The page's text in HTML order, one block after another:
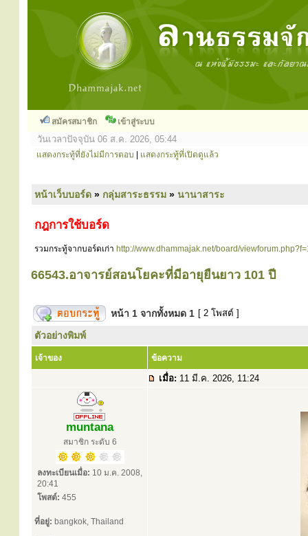
สมัครสมาชิก เข้าสู่ระบบ
วันเวลาปัจจุบัน 06 ส.ค. 2026, 05:44
แสดงกระทู้ที่ยังไม่มีการตอบ แสดงกระทู้ที่เปิดดูแล้ว
หน้าเว็บบอร์ด » กลุ่มสาระธรรม » นานาสาระ
กฎการใช้บอร์ด
รวมกระทู้จากบอร์ดเก่า http://www.dhammajak.net/board/
66543.อาจารย์สอนโยคะที่มีอายุยืนยาว 101 ปี
หน้า 1 จากทั้งหมด 1 [ 2 โพสต์ ]
ตัวอย่างพิมพ์
เจ้าของ ข้อความ
เมื่อ: 11 มี.ค. 2026, 11:24
muntana
สมาชิก ระดับ 6
ลงทะเบียนเมื่อ: 10 ม.ค. 2008,
20:41
โพสต์: 455
ที่อยู่: bangkok, Thailand